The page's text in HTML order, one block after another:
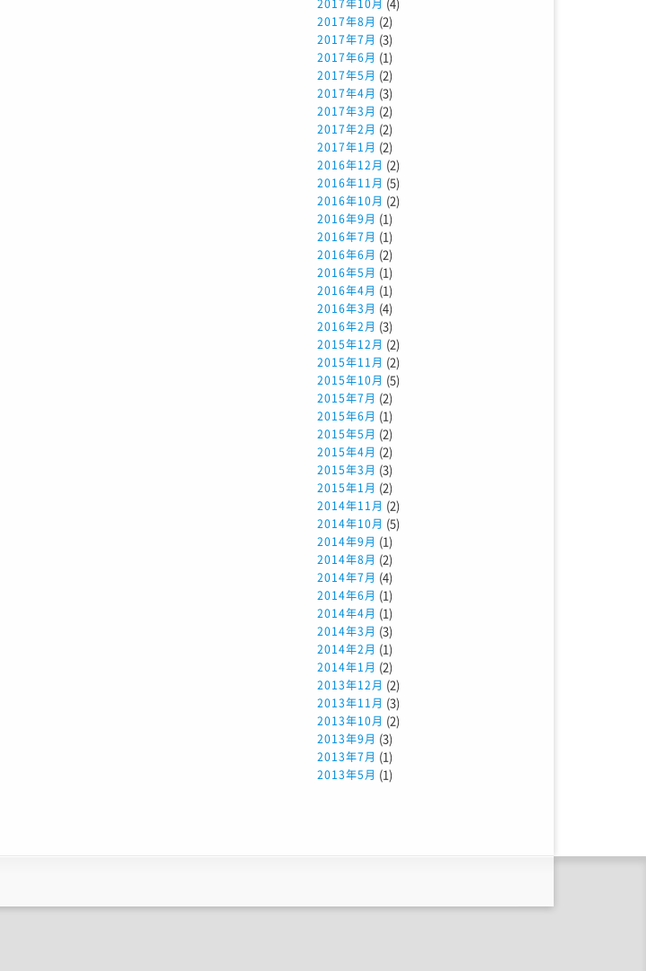
2017年10月
2017年8月 (2)
2017年7月 (3)
2017年6月 (1)
2017年5月 (2)
2017年4月 (3)
2017年3月 (2)
2017年2月 (2)
2017年1月 (2)
2016年12月 (2)
2016年11月 (5)
2016年10月 (2)
2016年9月 (1)
2016年7月 (1)
2016年6月 (2)
2016年5月 (1)
2016年4月 (1)
2016年3月 (4)
2016年2月 (3)
2015年12月 (2)
2015年11月 (2)
2015年10月 (5)
2015年7月 (2)
2015年6月 (1)
2015年5月 (2)
2015年4月 (2)
2015年3月 (3)
2015年1月 (2)
2014年11月 (2)
2014年10月 (5)
2014年9月 (1)
2014年8月 (2)
2014年7月 (4)
2014年6月 (1)
2014年4月 (1)
2014年3月 (3)
2014年2月 (1)
2014年1月 (2)
2013年12月 (2)
2013年11月 (3)
2013年10月 (2)
2013年9月 (3)
2013年7月 (1)
2013年5月 (1)